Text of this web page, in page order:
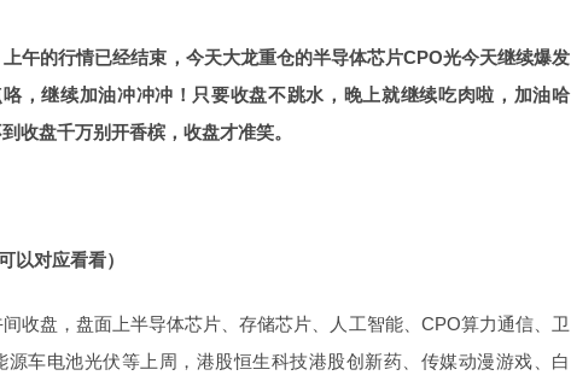
午的行情已经结束，今天大龙重仓的半导体芯片CPO光今天继续爆发
，继续加油冲冲冲！只要收盘不跳水，晚上就继续吃肉啦，加油哈
收盘千万别开香槟，收盘才准笑。
以对应看看）
收盘，盘面上半导体芯片、存储芯片、人工智能、CPO算力通信、卫
源车电池光伏等上周，港股恒生科技港股创新药、传媒动漫游戏、白